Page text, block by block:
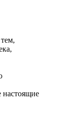
настоящие